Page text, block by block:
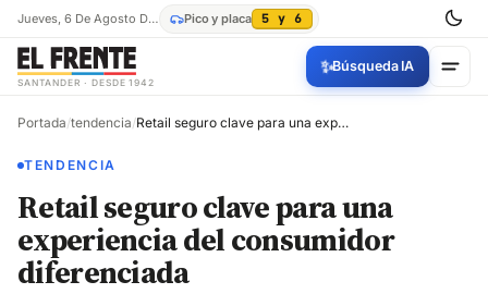
Jueves, 6 De Agosto De 2026 Pico y placa 5 y 6
SANTANDER · DESDE 1942
✨Búsqueda IA
Portada/tendencia/ Retail seguro clave para una experiencia del consumidor diferenciada
TENDENCIA
Retail seguro clave para una
experiencia del consumidor
diferenciada